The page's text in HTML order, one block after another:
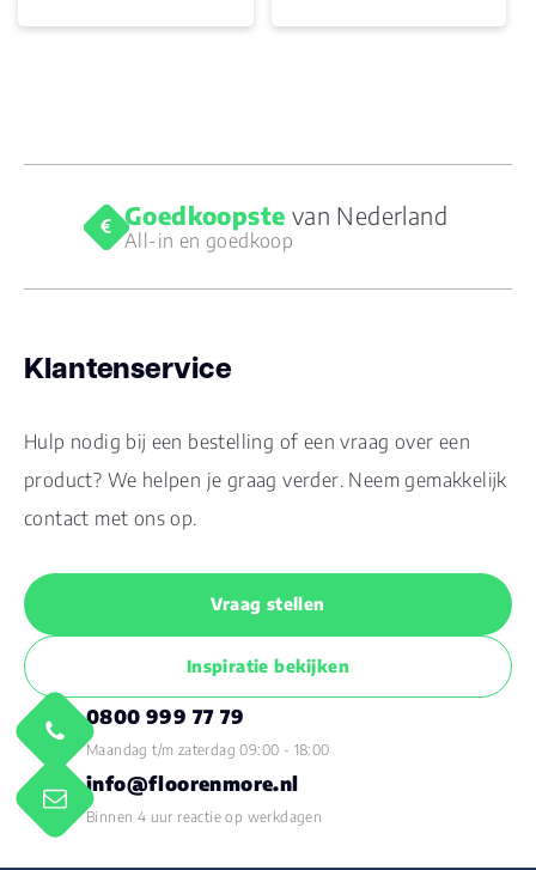
Goedkoopste van Nederland
All-in en goedkoop
Klantenservice
Hulp nodig bij een bestelling of een vraag over een
product? We helpen je graag verder. Neem gemakkelijk
contact met ons op.
Vraag stellen
Inspiratie bekijken
0800 999 77 79
Maandag t/m zaterdag 09:00 - 18:00
info@floorenmore.nl
Binnen 4 uur reactie op werkdagen